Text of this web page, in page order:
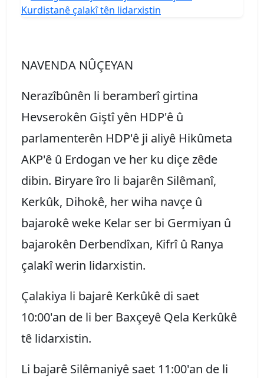
NAVENDA NÛÇEYAN
Nerazîbûnên li beramberî girtina
Hevserokên Giştî yên HDP'ê û
parlamenterên HDP'ê ji aliyê Hikûmeta
AKP'ê û Erdogan ve her ku diçe zêde
dibin. Biryare îro li bajarên Silêmanî,
Kerkûk, Dihokê, her wiha navçe û
bajarokê weke Kelar ser bi Germiyan û
bajarokên Derbendîxan, Kifrî û Ranya
çalakî werin lidarxistin.
Çalakiya li bajarê Kerkûkê di saet
10:00'an de li ber Baxçeyê Qela Kerkûkê
tê lidarxistin.
Li bajarê Silêmaniyê saet 11:00'an de li